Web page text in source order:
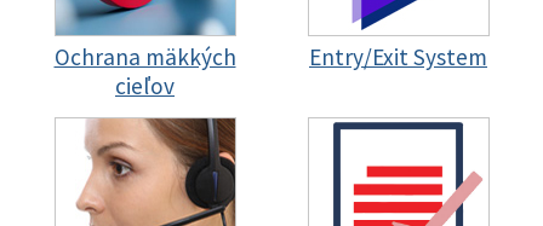
Ochrana mäkkých
cieľov
Entry/Exit System